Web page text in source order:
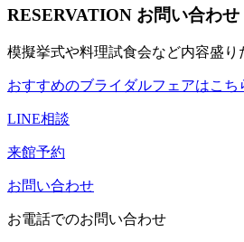
RESERVATION お問い合わ
模擬挙式や料理試食会など内容盛り
おすすめのブライダルフェアはこち
LINE相談
来館予約
お問い合わせ
お電話でのお問い合わせ